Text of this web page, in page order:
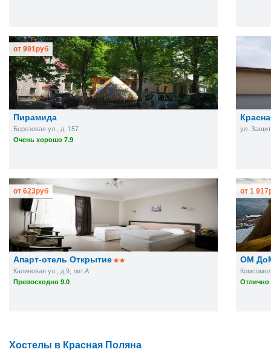
Пирамида
Березовая ул., д. 157
Очень хорошо 7.9
от 991руб
ул.
Апарт-отель Открытие
Калиновая ул., д.9, лит.А
Превосходно 9.0
от 623руб
ОМ
Отлично
от 1 917
Хостелы в Красная Поляна